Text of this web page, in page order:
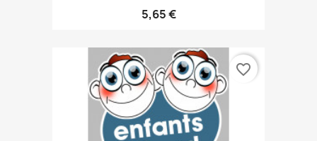
5,65 €
favorite_border